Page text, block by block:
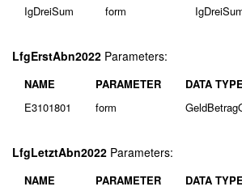
IgDreiSum
form
LfgErstAbn2022 Parameters:
NAME PARAMETER DATA
E3101801
form
LfgLetztAbn2022 Parameters:
NAME PARAMETER DATA